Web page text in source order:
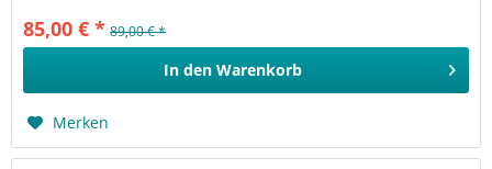
85,00 € * 89,00 € *
In den Warenkorb
Merken